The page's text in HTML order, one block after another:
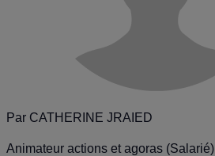
Par CATHERINE JRAIED
Animateur actions et agoras (Salarié)